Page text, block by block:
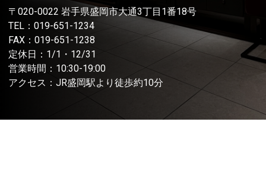
〒020-0022 岩手県盛岡市大通3丁目1番18号
TEL： 019-651-1234
FAX：019-651-1238
定休日：1/1・12/31
営業時間：10:30-19:00
アクセス：JR盛岡駅より徒歩約10分